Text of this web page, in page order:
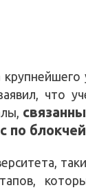
что
по